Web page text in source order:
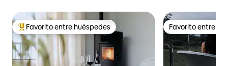
Favorito entre huéspedes preferido
Favorito entre huéspedes Favorito entre
Favorito entre